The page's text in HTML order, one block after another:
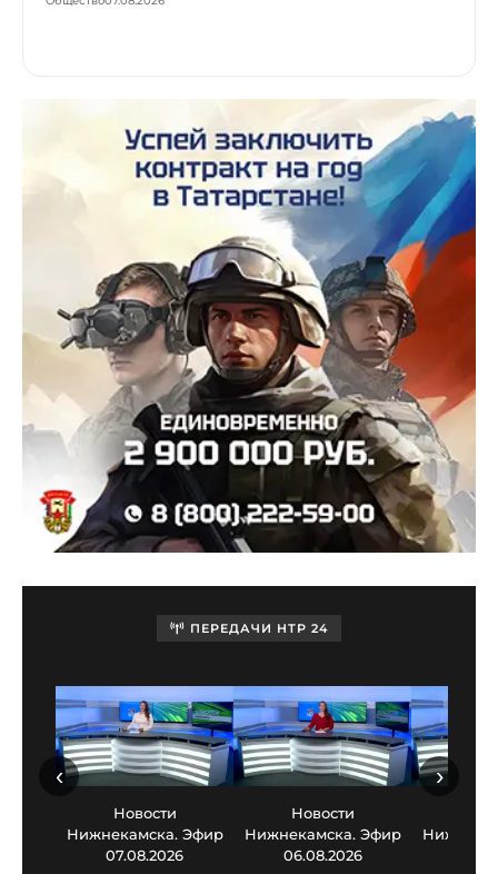
ПЕРЕДАЧИ НТР 24
Новости
Нижнекамска. Эфир
07.08.2026
Новости
Нижнекамска. Эфир
06.08.2026
‹ ›